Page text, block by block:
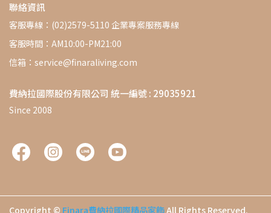
聯絡資訊
客服專線：(02)2579-5110 企業專案服務專線
客服時間：AM10:00-PM21:00
信箱：service@finaraliving.com
費納拉國際股份有限公司 統一編號 : 29035921
Since 2008
Copyright © Finara費納拉國際精品家飾All Rights Reserved.